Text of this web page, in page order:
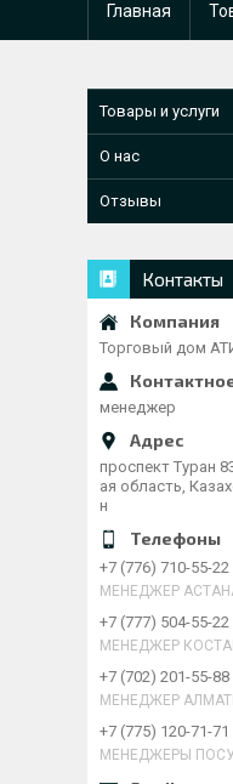
Главная
Товары и услуги
О нас
Отзывы
Контакты
Торговый дом
менеджер
проспект Туран
ая область,
н
+7 (776) 710-55-22
МЕНЕДЖЕР
+7 (777) 504-55-22
МЕНЕДЖЕР
+7 (702) 201-55-88
МЕНЕДЖЕР
+7 (775) 120-71-71
МЕНЕДЖЕРЫ